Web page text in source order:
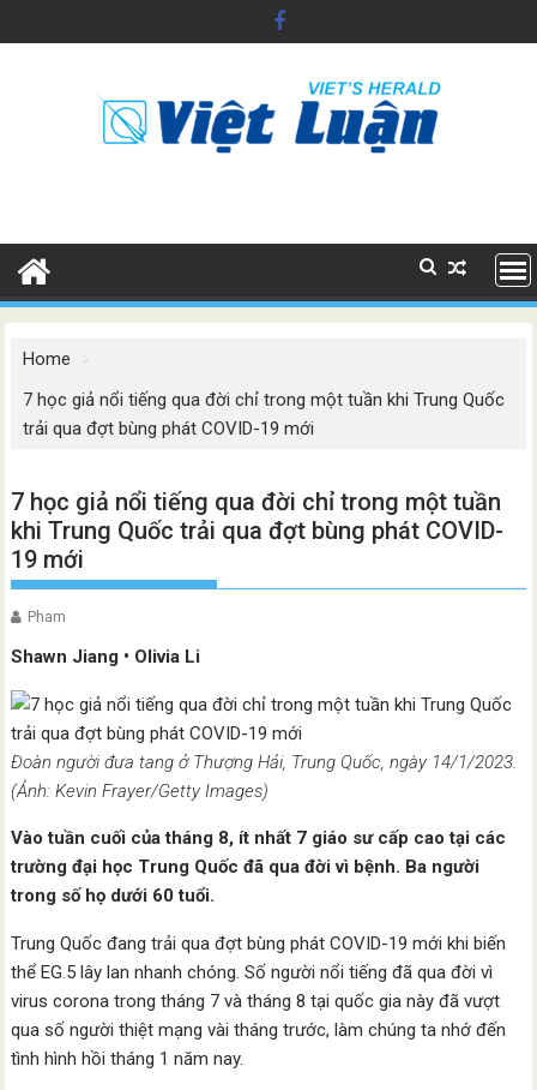
to
Home
7 học giả nổi tiếng qua đời chỉ trong một tuần khi Trung Quốc
trải qua đợt bùng phát COVID-19 mới
7 học giả nổi tiếng qua đời chỉ trong một tuần
khi Trung Quốc trải qua đợt bùng phát COVID-
19 mới
Pham
Shawn Jiang • Olivia Li
Đoàn người đưa tang ở Thượng Hải, Trung Quốc, ngày 14/1/2023.
(Ảnh: Kevin Frayer/Getty Images)
Vào tuần cuối của tháng 8, ít nhất 7 giáo sư cấp cao tại các
trường đại học Trung Quốc đã qua đời vì bệnh. Ba người
trong số họ dưới 60 tuổi.
Trung Quốc đang trải qua đợt bùng phát COVID-19 mới khi biến
thể EG.5 lây lan nhanh chóng. Số người nổi tiếng đã qua đời vì
virus corona trong tháng 7 và tháng 8 tại quốc gia này đã vượt
qua số người thiệt mạng vài tháng trước, làm chúng ta nhớ đến
tình hình hồi tháng 1 năm nay.